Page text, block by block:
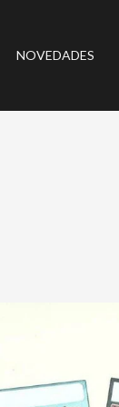
NOVEDADES